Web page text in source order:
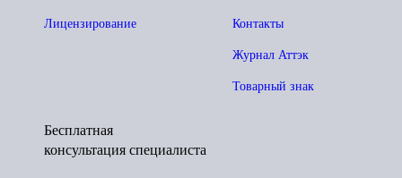
Контакты
Журнал Аттэк
Товарный знак
Лицензирование
Бесплатная
консультация специалиста